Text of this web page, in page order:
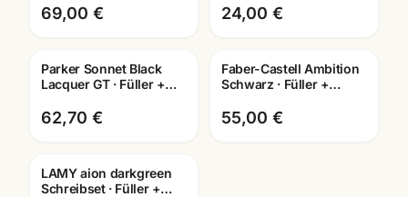
69,00 € 24,00 €
Gravur
Parker Sonnet Black
Lacquer GT · Füller +
· Schreibset
62,70 €
Faber-Castell Ambition
Schwarz · Füller +
Kugelschreiber · mit
Lasergravur
55,00 €
Gravur
LAMY aion darkgreen
Schreibset · Füller +